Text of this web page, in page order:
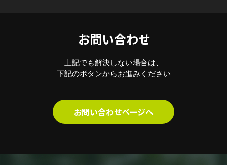
お問い合わせ
上記でも解決しない場合は、
下記のボタンからお進みください
お問い合わせページへ